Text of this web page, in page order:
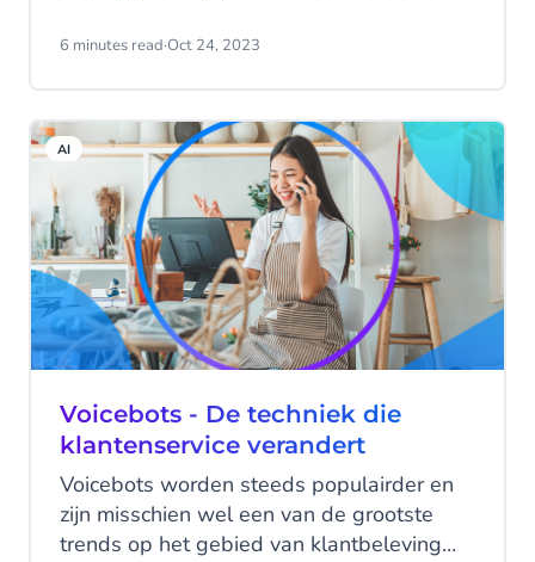
klantreis, die begint bij de eerste
pad met talloze mogelijkheden waarop
het succespercentage kan wijzigen. Een
verwarrende ervaring het ene moment,
een slecht getimede communicatie op een
ander moment, en voor je het weet zie je
het conversiepercentage dalen.
6 minutes read·Oct 24, 2023
AI
Voicebots - De techniek die
klantenservice verandert
Voicebots worden steeds populairder en
zijn misschien wel een van de grootste
trends op het gebied van klantbeleving